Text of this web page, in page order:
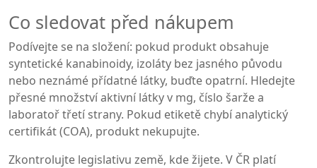
Co sledovat před nákupem
Podívejte se na složení: pokud produkt obsahuje
syntetické kanabinoidy, izoláty bez jasného původu
nebo neznámé přídatné látky, buďte opatrní. Hledejte
přesné množství aktivní látky v mg, číslo šarže a
laboratoř třetí strany. Pokud etiketě chybí analytický
certifikát (COA), produkt nekupujte.
Zkontrolujte legislativu země, kde žijete. V ČR platí